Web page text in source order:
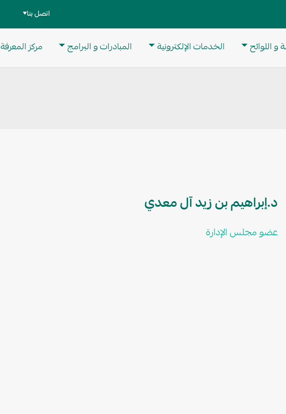
اتصل بنا
و اللوائح الخدمات الإلكترونية المبادرات و البرامج مركز المعرفة
د.إبراهيم بن زيد آل معدي
عضو مجلس الإدارة